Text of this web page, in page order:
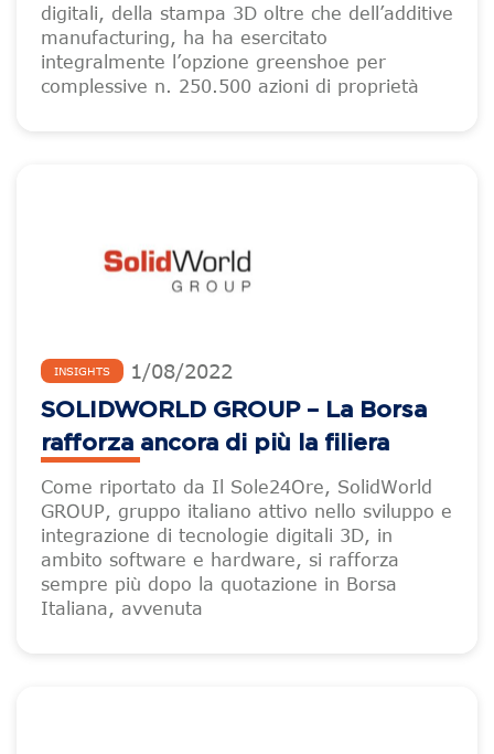
digitali, della stampa 3D oltre che dell’additive
manufacturing, ha ha esercitato
integralmente l’opzione greenshoe per
complessive n. 250.500 azioni di proprietà
INSIGHTS 1/08/2022
SOLIDWORLD GROUP – La Borsa
rafforza ancora di più la filiera
Come riportato da Il Sole24Ore, SolidWorld
GROUP, gruppo italiano attivo nello sviluppo e
integrazione di tecnologie digitali 3D, in
ambito software e hardware, si rafforza
sempre più dopo la quotazione in Borsa
Italiana, avvenuta